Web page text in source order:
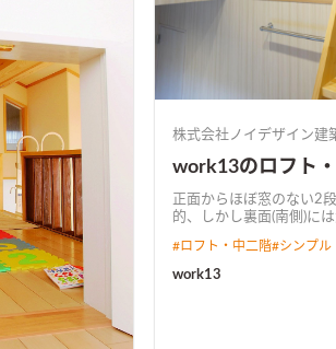
株式会社ノイデザイン建
work13のロフト
正面からほぼ窓のない2
的、しかし裏面(南側)に
グ・リビングがある機能
大開口窓と吹抜の高窓に
#ロフト・中二階#シンプル
work13